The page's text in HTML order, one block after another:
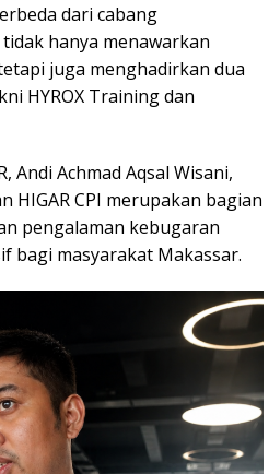
dari cabang
tidak hanya menawarkan
juga menghadirkan dua
HYROX Training dan
Andi Achmad Aqsal Wisani,
HIGAR CPI merupakan bagian
pengalaman kebugaran
bagi masyarakat Makassar.